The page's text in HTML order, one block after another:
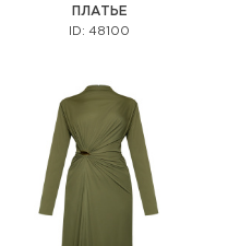
ПЛАТЬЕ
ID: 48100